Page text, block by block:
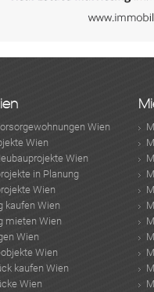
Wien
Wien
Wien
in Planung
Wien
kaufen Wien
mieten Wien
Wien
Wien
kaufen Wien
Wien